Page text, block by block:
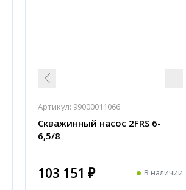
Артикул: 99000011066
Скважинный насос 2FRS 6-
6,5/8
103 151 ₽ В наличии